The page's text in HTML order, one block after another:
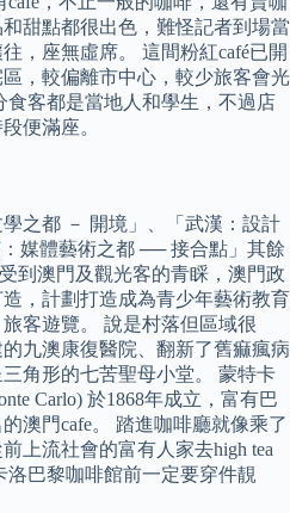
甜點都很出色，難怪記者到場當
，座無虛席。 這間粉紅café已開
，較偏離市中心，較少旅客會光
食客都是當地人和學生，不過店
便滿座。
之都 － 開境」、「武漢：設計
媒體藝術之都 ── 接合點」其餘
到澳門及觀光客的青睬，澳門政
，計劃打造成為青少年藝術教育
客遊覽。 說是村落但區域很
九澳康復醫院、翻新了舊痲瘋病
角形的七苦聖母小堂。 蒙特卡
Carlo) 於1868年成立，富有巴
澳門cafe。 踏進咖啡廳就像乘了
上流社會的富有人家去high tea
巴黎咖啡館前一定要穿件靚